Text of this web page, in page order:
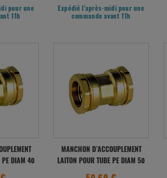
pour une
11h
Expédié l'après-midi pour une
commande avant 11h
PE DIAM 40
MANCHON D’ACCOUPLEMENT
LAITON POUR TUBE PE DIAM 50